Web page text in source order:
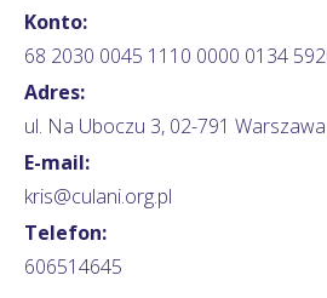
Konto:
68 2030 0045 1110 0000 0134
Adres:
ul. Na Uboczu 3, 02-791 Warszawa
E-mail:
kris@culani.org.pl
Telefon:
606514645